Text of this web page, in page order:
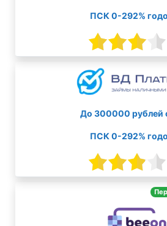
ПСК 0-292%
До 300000 рублей
ПСК 0-292%